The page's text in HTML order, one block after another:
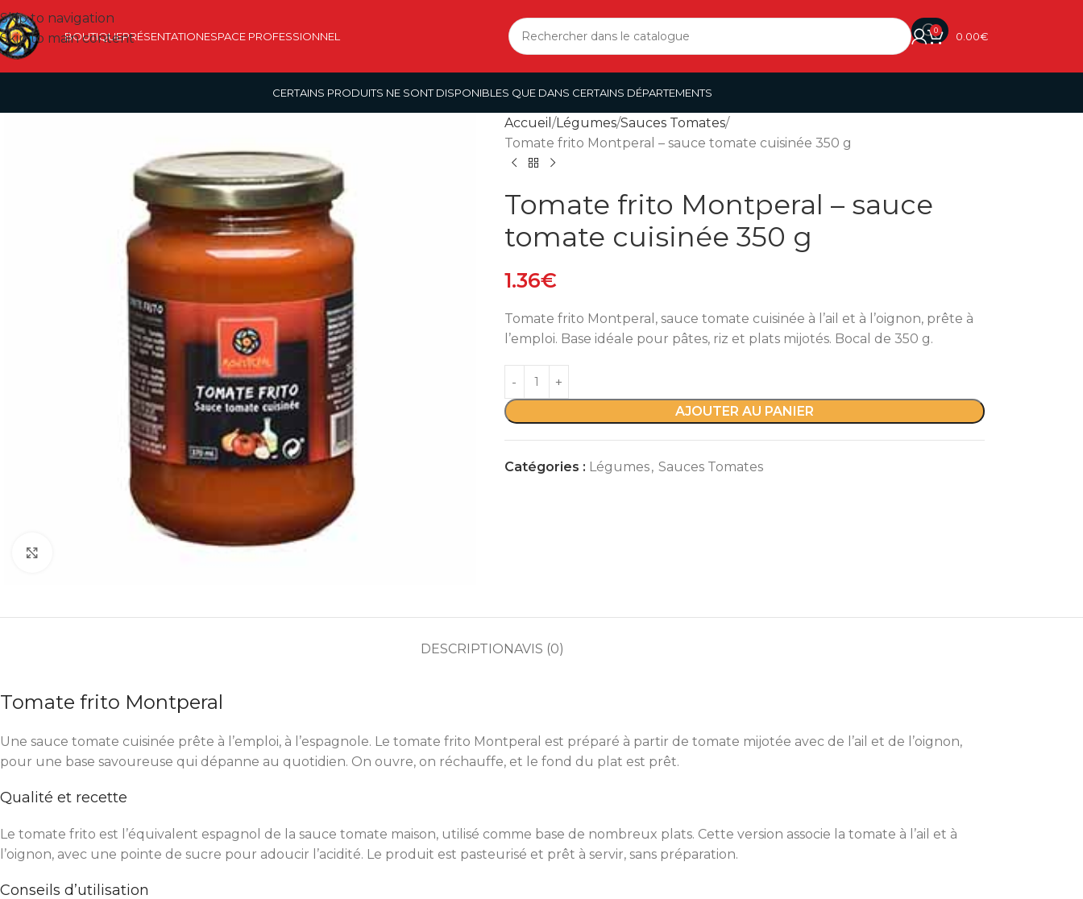
Skip to navigation
Skip to main content
BOUTIQUEPRÉSENTATIONESPACE PROFESSIONNEL 0 0.00€
CERTAINS PRODUITS NE SONT DISPONIBLES QUE DANS CERTAINS DÉPARTEMENTS
Accueil Légumes Sauces Tomates
Tomate frito Montperal – sauce tomate cuisinée 350 g
Tomate frito Montperal – sauce
tomate cuisinée 350 g
1.36€
Tomate frito Montperal, sauce tomate cuisinée à l’ail et à l’oignon, prête à
l’emploi. Base idéale pour pâtes, riz et plats mijotés. Bocal de 350 g.
AJOUTER AU PANIER
Catégories : Légumes, Sauces Tomates
DESCRIPTIONAVIS (0)
Tomate frito Montperal
Une sauce tomate cuisinée prête à l’emploi, à l’espagnole. Le tomate frito Montperal est préparé à partir de tomate mijotée avec de l’ail et de l’oignon,
pour une base savoureuse qui dépanne au quotidien. On ouvre, on réchauffe, et le fond du plat est prêt.
Qualité et recette
Le tomate frito est l’équivalent espagnol de la sauce tomate maison, utilisé comme base de nombreux plats. Cette version associe la tomate à l’ail et à
l’oignon, avec une pointe de sucre pour adoucir l’acidité. Le produit est pasteurisé et prêt à servir, sans préparation.
Conseils d’utilisation